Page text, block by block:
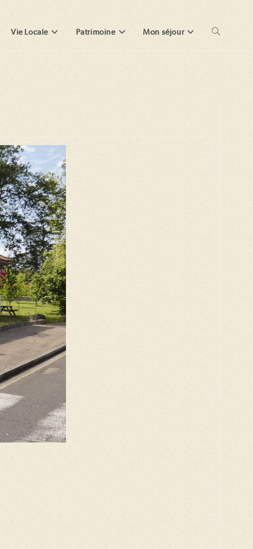
Vie Locale Patrimoine Mon séjour Toggle
search